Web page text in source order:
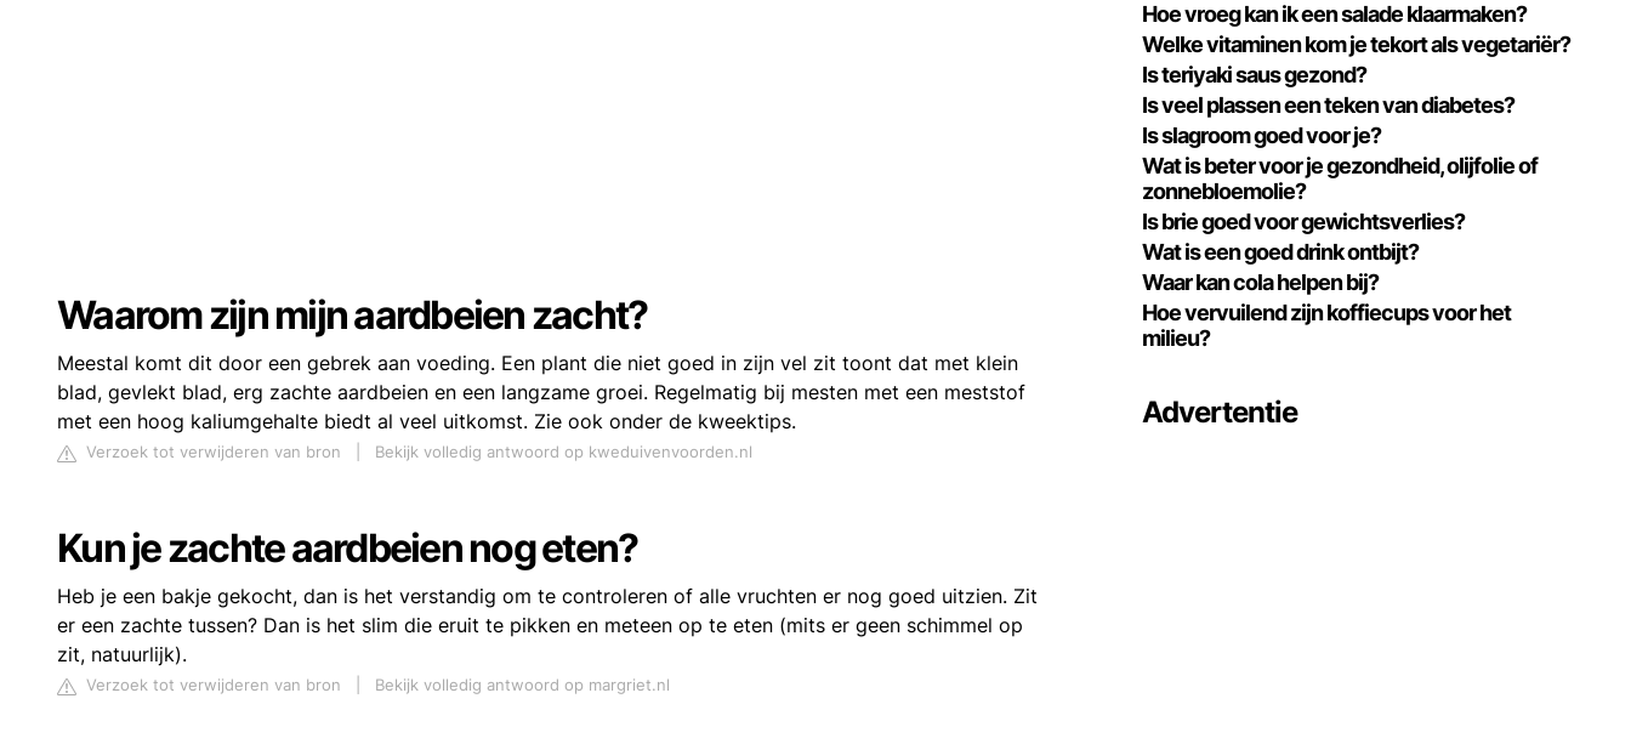
Waarom zijn mijn aardbeien zacht?
Meestal komt dit door een gebrek aan voeding. Een plant die niet goed in zijn vel zit toont dat met klein
blad, gevlekt blad, erg zachte aardbeien en een langzame groei. Regelmatig bij mesten met een meststof
met een hoog kaliumgehalte biedt al veel uitkomst. Zie ook onder de kweektips.
Verzoek tot verwijderen van bron Bekijk volledig antwoord op kweduivenvoorden.nl
Kun je zachte aardbeien nog eten?
Heb je een bakje gekocht, dan is het verstandig om te controleren of alle vruchten er nog goed uitzien. Zit
er een zachte tussen? Dan is het slim die eruit te pikken en meteen op te eten (mits er geen schimmel op
zit, natuurlijk).
Verzoek tot verwijderen van bron Bekijk volledig antwoord op margriet.nl
Hoe vroeg kan ik een salade klaarmaken?
Welke vitaminen kom je tekort als vegetariër?
Is teriyaki saus gezond?
Is veel plassen een teken van diabetes?
Is slagroom goed voor je?
Wat is beter voor je gezondheid, olijfolie of
zonnebloemolie?
Is brie goed voor gewichtsverlies?
Wat is een goed drink ontbijt?
Waar kan cola helpen bij?
Hoe vervuilend zijn koffiecups voor het
milieu?
Advertentie